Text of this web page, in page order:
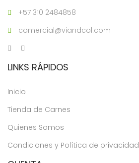
+57 310 2484858
comercial@viandcol.com
LINKS RÁPIDOS
Inicio
Tienda de Carnes
Quienes Somos
Condiciones y Política de privacidad